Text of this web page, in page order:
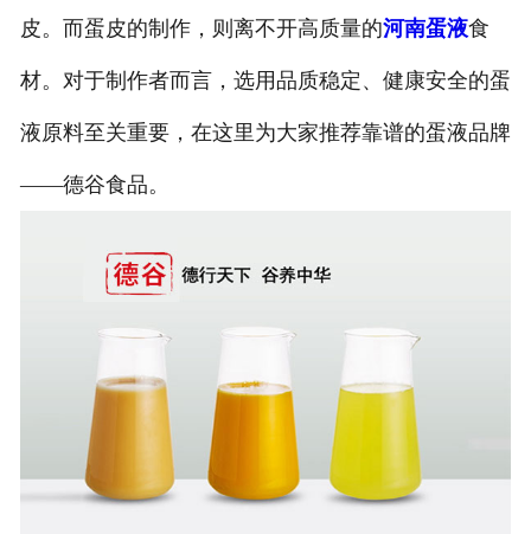
皮。而蛋皮的制作，则离不开高质量的河南蛋液食
材。对于制作者而言，选用品质稳定、健康安全的蛋
液原料至关重要，在这里为大家推荐靠谱的蛋液品牌
——德谷食品。